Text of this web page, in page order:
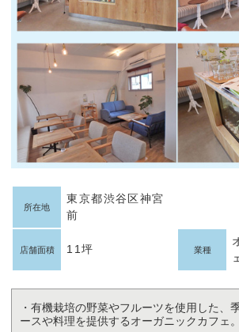
所在地
東京都渋谷区神宮
前
店舗面積 11坪 業種
・有機栽培の野菜やフルーツを使用した、
ースや料理を提供するオーガニックカフェ。